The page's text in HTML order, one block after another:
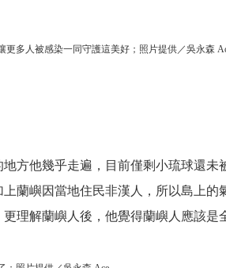
多人被感染一同守護這美好；照片提供／吳永森
方他幾乎走遍，目前僅剩小琉球還未
蘭嶼因當地住民非漢人，所以島上的
理解蘭嶼人後，他覺得蘭嶼人應該是